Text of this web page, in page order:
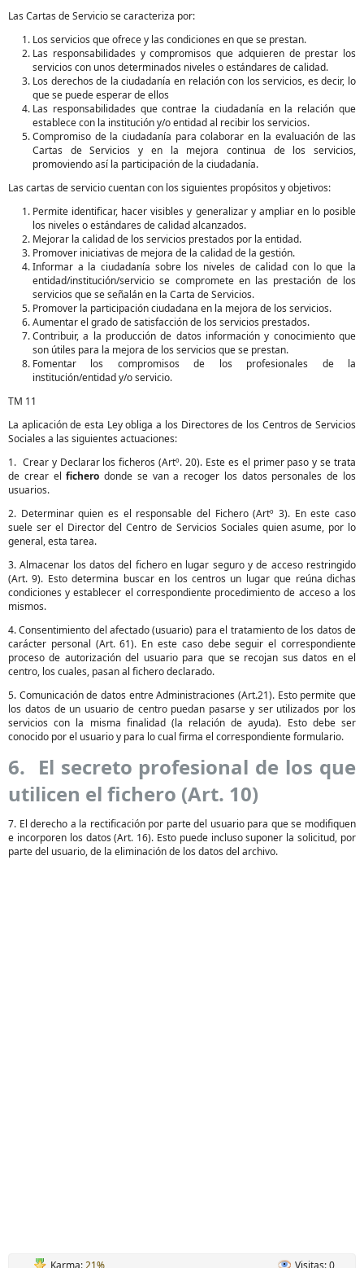
Las Cartas de Servicio se caracteriza por:
Los servicios que ofrece y las condiciones en que se prestan.
Las responsabilidades y compromisos que adquieren de prestar los
servicios con unos determinados niveles o estándares de calidad.
Los derechos de la ciudadanía en relación con los servicios, es decir, lo
que se puede esperar de ellos
Las responsabilidades que contrae la ciudadanía en la relación que
establece con la institución y/o entidad al recibir los servicios.
Compromiso de la ciudadanía para colaborar en la evaluación de las
Cartas de Servicios y en la mejora continua de los servicios,
promoviendo así la participación de la ciudadanía.
Las cartas de servicio cuentan con los siguientes propósitos y objetivos:
Permite identificar, hacer visibles y generalizar y ampliar en lo posible
los niveles o estándares de calidad alcanzados.
Mejorar la calidad de los servicios prestados por la entidad.
Promover iniciativas de mejora de la calidad de la gestión.
Informar a la ciudadanía sobre los niveles de calidad con lo que la
entidad/institución/servicio se compromete en las prestación de los
servicios que se señalán en la Carta de Servicios.
Promover la participación ciudadana en la mejora de los servicios.
Aumentar el grado de satisfacción de los servicios prestados.
Contribuir, a la producción de datos información y conocimiento que
son útiles para la mejora de los servicios que se prestan.
Fomentar los compromisos de los profesionales de la
institución/entidad y/o servicio.
TM 11
La aplicación de esta Ley obliga a los Directores de los Centros de Servicios
Sociales a las siguientes actuaciones:
1. Crear y Declarar los ficheros (Artº. 20). Este es el primer paso y se trata
de crear elfichero donde se van a recoger los datos personales de los
usuarios.
2. Determinar quien es el responsable del Fichero (Artº 3). En este caso
suele ser el Director del Centro de Servicios Sociales quien asume, por lo
general, esta tarea.
3. Almacenar los datos del fichero en lugar seguro y de acceso restringido
(Art. 9). Esto determina buscar en los centros un lugar que reúna dichas
condiciones y establecer el correspondiente procedimiento de acceso a los
mismos.
4. Consentimiento del afectado (usuario) para el tratamiento de los datos de
carácter personal (Art. 61). En este caso debe seguir el correspondiente
proceso de autorización del usuario para que se recojan sus datos en el
centro, los cuales, pasan al fichero declarado.
5. Comunicación de datos entre Administraciones (Art.21). Esto permite que
los datos de un usuario de centro puedan pasarse y ser utilizados por los
servicios con la misma finalidad (la relación de ayuda). Esto debe ser
conocido por el usuario y para lo cual firma el correspondiente formulario.
6. El secreto profesional de los que
utilicen el fichero (Art. 10)
7. El derecho a la rectificación por parte del usuario para que se modifiquen
e incorporen los datos (Art. 16). Esto puede incluso suponer la solicitud, por
parte del usuario, de la eliminación de los datos del archivo.
Karma: 21% Visitas: 0